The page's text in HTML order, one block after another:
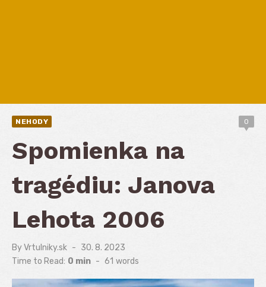
NEHODY 0
Spomienka na
tragédiu: Janova
Lehota 2006
ByVrtulniky.sk
Posted
on
30. 8. 2023
Time to Read: 0 min - 61 words